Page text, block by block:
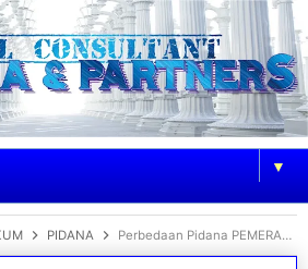
▼
PIDANA Perbedaan Pidana PEMERASAN Vs. PENYUAPAN, Tidak Serupa dan Tidak Sama